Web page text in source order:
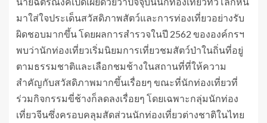
มาใส่ใจประเด็นสวัสดิภาพสัตว์และการท่องเที่ยวอย่างรับ
ผิดชอบมากขึ้น โดยผลการสำรวจในปี 2562 ขององค์กรฯ
พบว่านักท่องเที่ยวเริ่มนิยมการเที่ยวชมสัตว์ป่าในถิ่นที่อยู่
ตามธรรมชาติและเลือกชมช้างในสถานที่ที่ให้ความ
สำคัญกับสวัสดิภาพมากขึ้นเรื่อยๆ ขณะที่นักท่องเที่ยวที่
ร่วมกิจกรรมขี่ช้างก็ลดลงเรื่อยๆ โดยเฉพาะกลุ่มนักท่อง
เที่ยวจีนซึ่งครอบคลุมสัดส่วนนักท่องเที่ยวต่างชาติในไทย